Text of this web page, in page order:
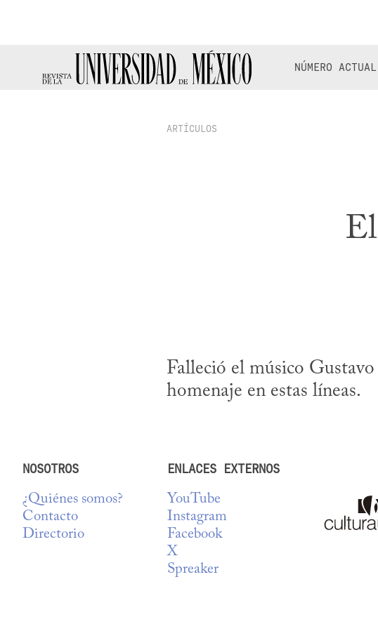
NÚMERO ACTUAL
ARTÍCULOS
Falleció el músico
homenaje en estas líneas.
NOSOTROS
¿Quiénes somos?
Contacto
Directorio
ENLACES EXTERNOS
YouTube
Instagram
Facebook
X
Spreaker